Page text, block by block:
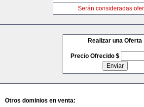
Serán consideradas
Realizar una Oferta
Precio Ofrecido $
Otros dominios en venta: